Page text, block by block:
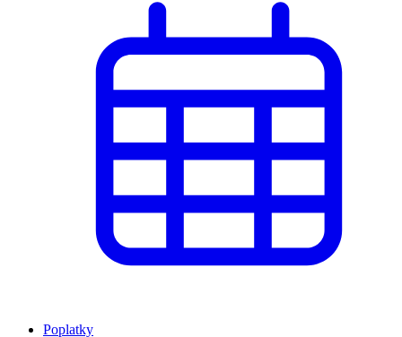
Poplatky